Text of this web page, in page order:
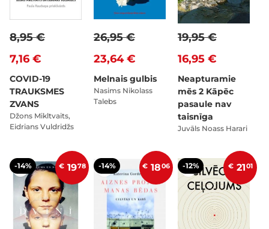
7,16 €
8,95 €
COVID-19
TRAUKSMES
ZVANS
Džons Mikltvaits,
Eidrians Vuldridžs
23,64 €
26,95 €
Melnais gulbis
Nasims Nikolass
Talebs
16,95 €
19,95 €
Neapturamie
mēs 2 Kāpēc
pasaule nav
taisnīga
Juvāls Noass Harari
-14% € 1978 -14% € 1806 -12% € 2101